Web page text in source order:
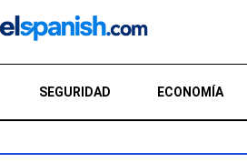
SEGURIDAD ECONOMÍA